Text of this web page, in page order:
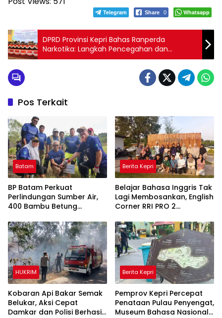
Telegram Share 0 Whatsapp
DPRD Provinsi Kepri Bahas Ranperda
Narkotika: Langkah Pencegahan dan
Pemberantasan
Pos Terkait
Batam
BP Batam Perkuat
Perlindungan Sumber Air,
400 Bambu Betung
Nongsa
Berita Kepri
Belajar Bahasa Inggris Tak
Lagi Membosankan, English
Corner RRI PRO 2
Suasana Interaktif
HUKRIM
Kobaran Api Bakar Semak
Belukar, Aksi Cepat
Damkar dan Polisi Berhasil
Berita Kepri
Pemprov Kepri Percepat
Penataan Pulau Penyengat,
Museum Bahasa Nasional